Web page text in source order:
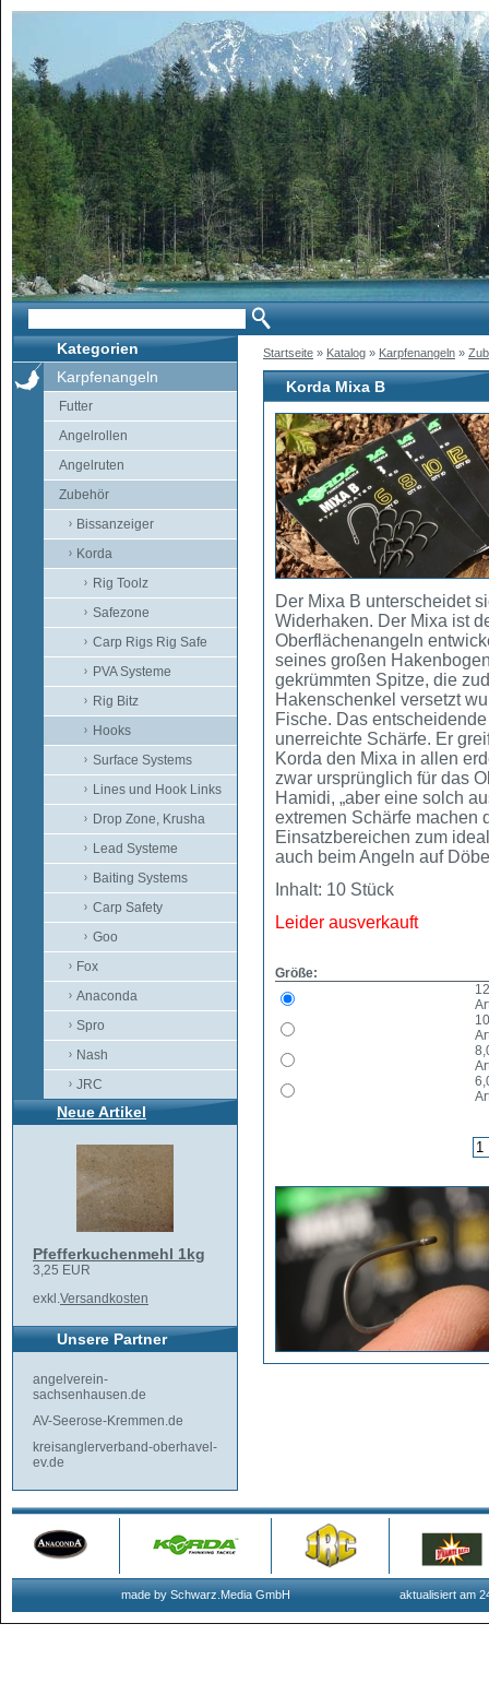
Kategorien
Karpfenangeln
Futter
Angelrollen
Angelruten
Zubehör
Bissanzeiger
Korda
Rig Toolz
Safezone
Carp Rigs Rig Safe
PVA Systeme
Rig Bitz
Hooks
Surface Systems
Lines und Hook Links
Drop Zone, Krusha
Lead Systeme
Baiting Systems
Carp Safety
Goo
Fox
Anaconda
Spro
Nash
JRC
Neue Artikel
Pfefferkuchenmehl 1kg
3,25 EUR
exkl.Versandkosten
Unsere Partner
angelverein-
sachsenhausen.de
AV-Seerose-Kremmen.de
kreisanglerverband-oberhavel-
ev.de
Startseite » Katalog » Karpfenangeln »
Korda Mixa B
Der Mixa B unterscheidet
Widerhaken. Der Mixa ist
Oberflächenangeln
seines großen
gekrümmten Spitze, die
Hakenschenkel versetzt
Fische. Das
unerreichte Schärfe. Er
Korda den Mixa in allen
zwar ursprünglich für das
Hamidi, „aber eine solch
extremen Schärfe machen
Einsatzbereichen zum
auch beim Angeln auf
Inhalt: 10 Stück
Leider ausverkauft
Größe:
made by Schwarz.Media GmbH aktualisiert am